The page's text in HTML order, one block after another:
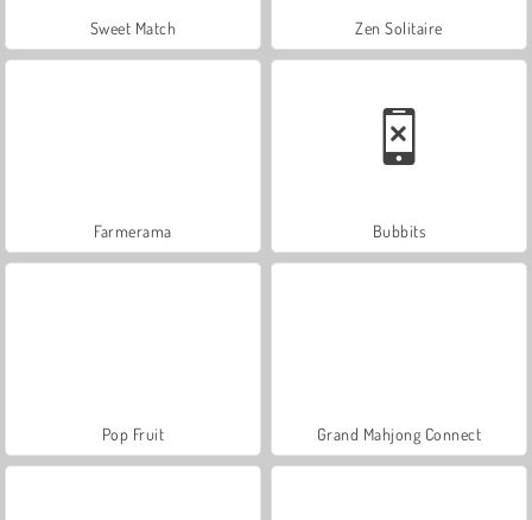
Sweet Match Zen Solitaire
Farmerama Bubbits
Pop Fruit Grand Mahjong Connect